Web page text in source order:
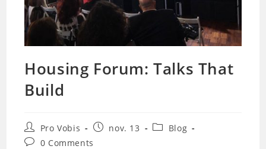
Housing Forum: Talks That
Build
Post
author:
Pro Vobis
Postnov. 13
PostBlog
Post0 Comments